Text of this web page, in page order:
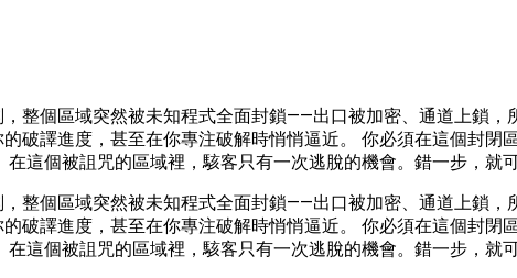
整個區域突然被未知程式全面封鎖——出口被加密、通道上鎖，
破譯進度，甚至在你專注破解時悄悄逼近。 你必須在這個封閉
這個被詛咒的區域裡，駭客只有一次逃脫的機會。錯一步，就
整個區域突然被未知程式全面封鎖——出口被加密、通道上鎖，
破譯進度，甚至在你專注破解時悄悄逼近。 你必須在這個封閉
這個被詛咒的區域裡，駭客只有一次逃脫的機會。錯一步，就